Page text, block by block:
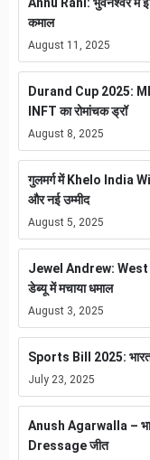
कमाल
August 11, 2025
Durand Cup 2025:
INFT का रोमांचक ड्रॉ
August 8, 2025
गुलमर्ग में Khelo India
और नई उम्मीद
August 5, 2025
Jewel Andrew: West
डेब्यू में मचाया धमाल
August 3, 2025
Sports Bill 2025: भारत
July 23, 2025
Anush Agarwalla –
Dressage जीत